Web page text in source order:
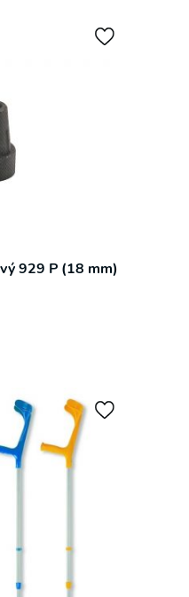
929 P (18 mm)
akční nabídku
a mějte přehled o